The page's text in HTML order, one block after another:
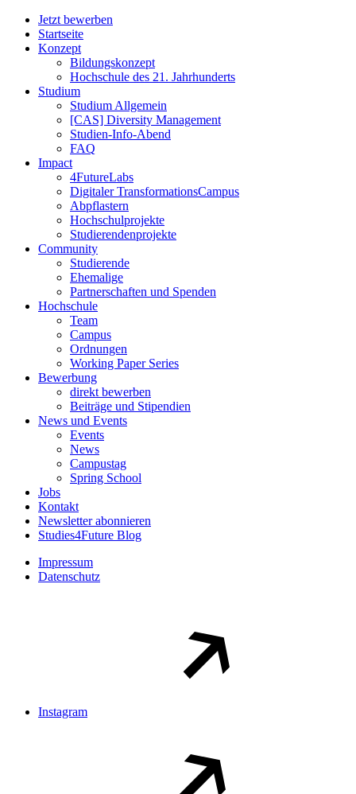
Jetzt bewerben
Startseite
Konzept
Bildungskonzept
Hochschule des 21. Jahrhunderts
Studium
Studium Allgemein
[CAS] Diversity Management
Studien-Info-Abend
FAQ
Impact
4FutureLabs
Digitaler TransformationsCampus
Abpflastern
Hochschulprojekte
Studierendenprojekte
Community
Studierende
Ehemalige
Partnerschaften und Spenden
Hochschule
Team
Campus
Ordnungen
Working Paper Series
Bewerbung
direkt bewerben
Beiträge und Stipendien
News und Events
Events
News
Campustag
Spring School
Jobs
Kontakt
Newsletter abonnieren
Studies4Future Blog
Impressum
Datenschutz
Instagram